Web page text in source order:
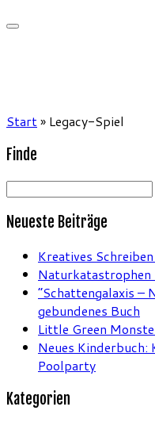
Start» Legacy-Spiel
Finde
Suchen
Neueste Beiträge
Kreatives
Naturkatastrophen
“Schattengalaxis –
gebundenes Buch
Little Green
Neues Kinderbuch:
Poolparty
Kategorien